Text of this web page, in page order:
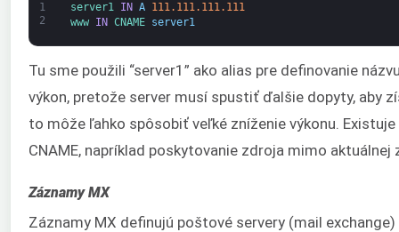
1
2
server1 IN A
111.111.111.111
www IN CNAME server1
Tu sme použili “server1” ako alias pre definovanie
výkon, pretože server musí spustiť ďalšie dopyty, aby
to môže ľahko spôsobiť veľké zníženie výkonu.
CNAME, napríklad poskytovanie zdroja mimo aktuálnej
Záznamy MX
Záznamy MX definujú poštové servery (mail